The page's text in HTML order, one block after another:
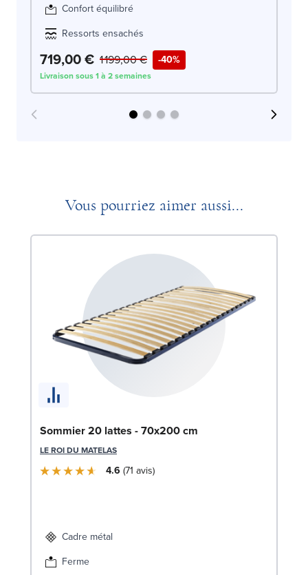
Confort équilibré
Ressorts ensachés
719,00 € -40%
1 199,00 €
Livraison sous 1 à 2 semaines
Vous pourriez aimer aussi...
Sommier 20 lattes - 70x200 cm
LE ROI DU MATELAS
4.6 71 avis
Cadre métal
Ferme